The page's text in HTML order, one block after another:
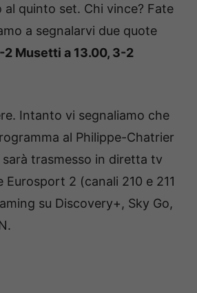
quinto set. Chi vince? Fate
a segnalarvi due quote
2 Musetti a 13.00, 3-2
Intanto vi segnaliamo che
al Philippe-Chatrier
sarà trasmesso in diretta tv
Eurosport 2 (canali 210 e 211
su Discovery+, Sky Go,